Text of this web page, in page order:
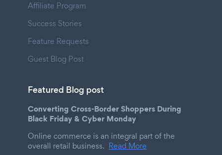
Affiliate Program
Success Stories
Feature Requests
Guest Blog Post
Featured Blog post
Converting Cross-Border Shoppers During
Black Friday & Cyber Monday
Online commerce is an integral part of the
overall retail business. Read More